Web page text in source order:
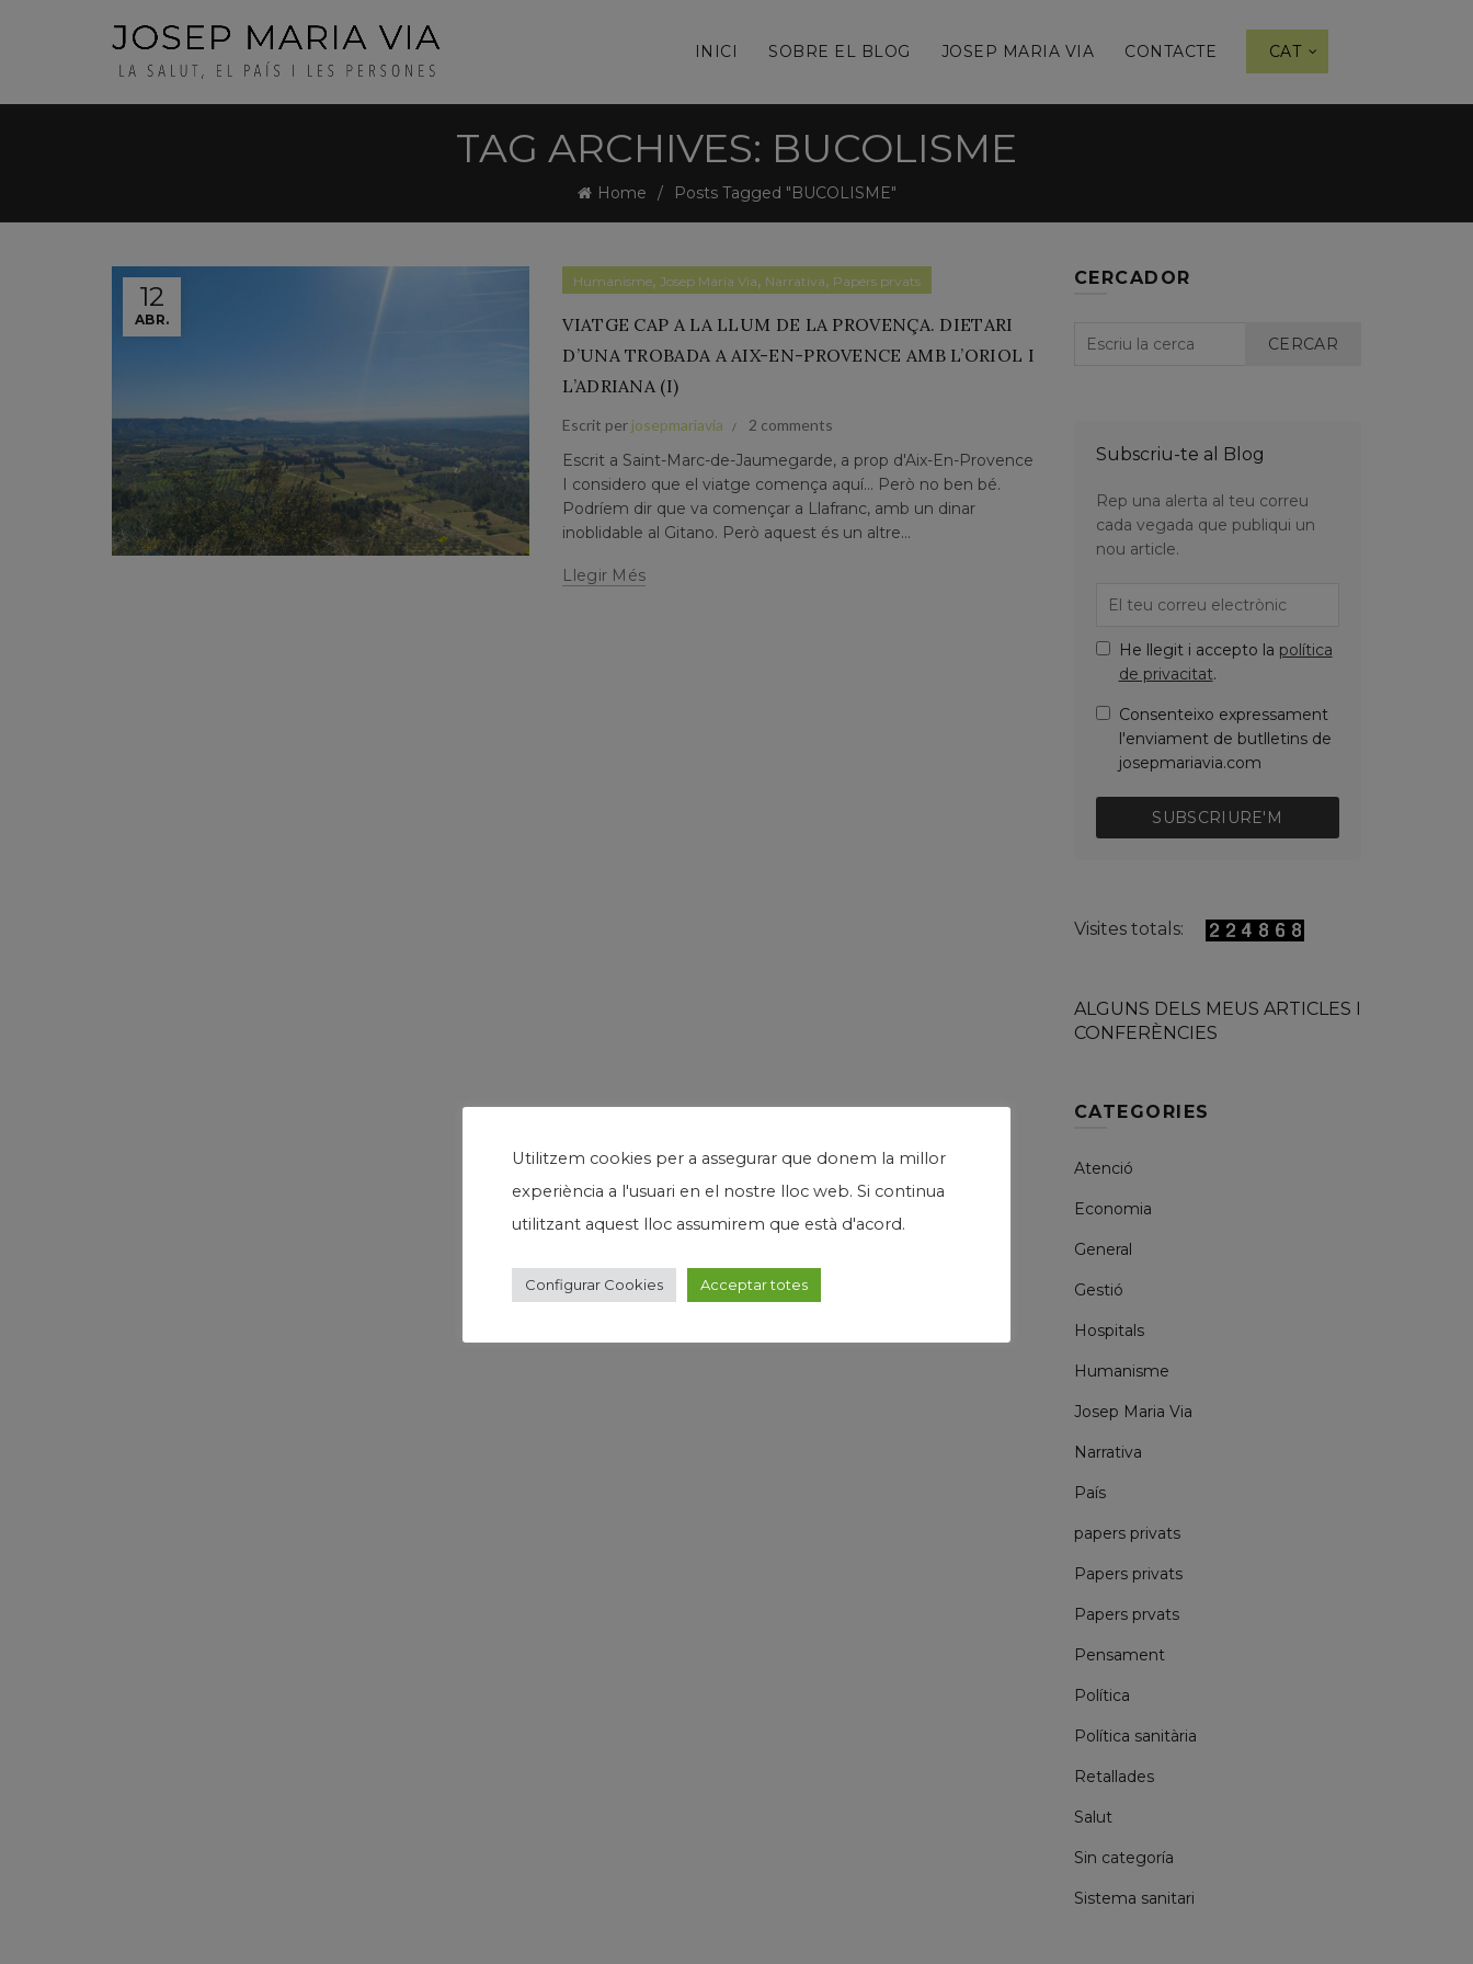
INICI SOBRE EL BLOG JOSEP MARIA VIA CONTACTE CAT
TAG ARCHIVES: BUCOLISME
Home Posts Tagged "BUCOLISME"
12
ABR.
Humanisme,Josep Maria Via, Narrativa, Papers prvats
VIATGE CAP A LA LLUM DE LA PROVENÇA. DIETARI
D’UNA TROBADA A AIX-EN-PROVENCE AMB L’ORIOL I
L’ADRIANA (I)
Escrit per josepmariavia 2 comments
Escrit a Saint-Marc-de-Jaumegarde, a prop d'Aix-En-Provence
I considero que el viatge comença aquí... Però no ben bé.
Podríem dir que va començar a Llafranc, amb un dinar
inoblidable al Gitano. Però aquest és un altre...
Llegir Més
CERCADOR
CERCAR
Subscriu-te al Blog
Rep una alerta al teu correu
cada vegada que publiqui un
nou article.
He llegit i accepto la política
de privacitat.
Consenteixo expressament
l'enviament de butlletins de
josepmariavia.com
SUBSCRIURE'M
Visites totals:
ALGUNS DELS MEUS ARTICLES I
CONFERÈNCIES
CATEGORIES
Atenció
Economia
General
Gestió
Hospitals
Humanisme
Josep Maria Via
Narrativa
País
papers privats
Papers privats
Papers prvats
Pensament
Política
Política sanitària
Retallades
Salut
Sin categoría
Sistema sanitari
Utilitzem cookies per a assegurar que donem la millor
experiència a l'usuari en el nostre lloc web. Si continua
utilitzant aquest lloc assumirem que està d'acord.
Configurar Cookies Acceptar totes